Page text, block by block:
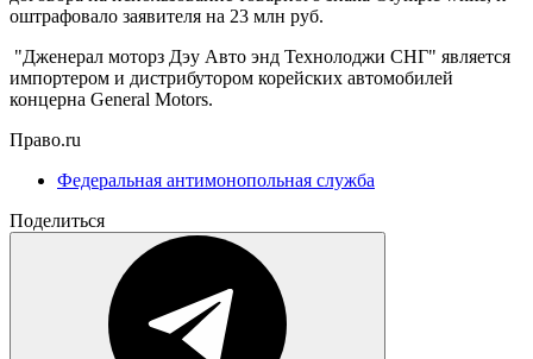
оштрафовало заявителя на 23 млн руб.
"Дженерал моторз Дэу Авто энд Технолоджи СНГ" является
импортером и дистрибутором корейских автомобилей
концерна General Motors.
Право.ru
Федеральная антимонопольная служба
Поделиться